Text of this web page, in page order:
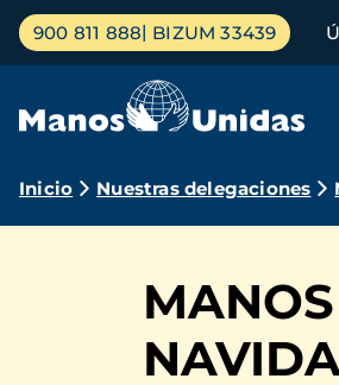
Pasar
contenido
Menú
principal
900 811 888 BIZUM 33439
Ruta
navegación
Inicio Nuestras delegaciones